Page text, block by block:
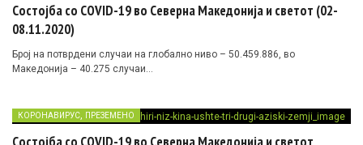
Состојба со COVID-19 во Северна Македонија и светот (02-
08.11.2020)
Број на потврдени случаи на глобално ниво – 50.459.886, во
Македонија – 40.275 случаи…
КОРОНАВИРУС, ПРЕЗЕМЕНО